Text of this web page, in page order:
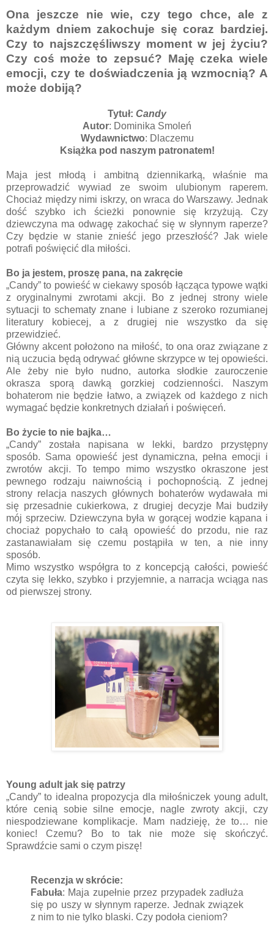
Ona jeszcze nie wie, czy tego chce, ale z
każdym dniem zakochuje się coraz bardziej.
Czy to najszczęśliwszy moment w jej życiu?
Czy coś może to zepsuć? Maję czeka wiele
emocji, czy te doświadczenia ją wzmocnią? A
może dobiją?
Tytuł: Candy
Autor: Dominika Smoleń
Wydawnictwo: Dlaczemu
Książka pod naszym patronatem!
Maja jest młodą i ambitną dziennikarką, właśnie ma
przeprowadzić wywiad ze swoim ulubionym raperem.
Chociaż między nimi iskrzy, on wraca do Warszawy. Jednak
dość szybko ich ścieżki ponownie się krzyżują. Czy
dziewczyna ma odwagę zakochać się w słynnym raperze?
Czy będzie w stanie znieść jego przeszłość? Jak wiele
potrafi poświęcić dla miłości.
Bo ja jestem, proszę pana, na zakręcie
„Candy” to powieść w ciekawy sposób łącząca typowe wątki
z oryginalnymi zwrotami akcji. Bo z jednej strony wiele
sytuacji to schematy znane i lubiane z szeroko rozumianej
literatury kobiecej, a z drugiej nie wszystko da się
przewidzieć.
Główny akcent położono na miłość, to ona oraz związane z
nią uczucia będą odrywać główne skrzypce w tej opowieści.
Ale żeby nie było nudno, autorka słodkie zauroczenie
okrasza sporą dawką gorzkiej codzienności. Naszym
bohaterom nie będzie łatwo, a związek od każdego z nich
wymagać będzie konkretnych działań i poświęceń.
Bo życie to nie bajka…
„Candy” została napisana w lekki, bardzo przystępny
sposób. Sama opowieść jest dynamiczna, pełna emocji i
zwrotów akcji. To tempo mimo wszystko okraszone jest
pewnego rodzaju naiwnością i pochopnością. Z jednej
strony relacja naszych głównych bohaterów wydawała mi
się przesadnie cukierkowa, z drugiej decyzje Mai budziły
mój sprzeciw. Dziewczyna była w gorącej wodzie kąpana i
chociaż popychało to całą opowieść do przodu, nie raz
zastanawiałam się czemu postąpiła w ten, a nie inny
sposób.
Mimo wszystko współgra to z koncepcją całości, powieść
czyta się lekko, szybko i przyjemnie, a narracja wciąga nas
od pierwszej strony.
Young adult jak się patrzy
„Candy” to idealna propozycja dla miłośniczek young adult,
które cenią sobie silne emocje, nagle zwroty akcji, czy
niespodziewane komplikacje. Mam nadzieję, że to… nie
koniec! Czemu? Bo to tak nie może się skończyć.
Sprawdźcie sami o czym piszę!
Recenzja w skrócie:
Fabuła: Maja zupełnie przez przypadek zadłuża
się po uszy w słynnym raperze. Jednak związek
z nim to nie tylko blaski. Czy podoła cieniom?